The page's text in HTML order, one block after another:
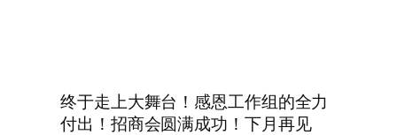
终于走上大舞台！感恩工作组的全力
付出！招商会圆满成功！下月再见